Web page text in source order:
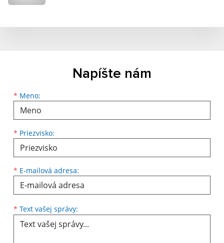
Napíšte nám
* Meno:
Meno
* Priezvisko:
Priezvisko
* E-mailová adresa:
E-mailová adresa
* Text vašej správy: